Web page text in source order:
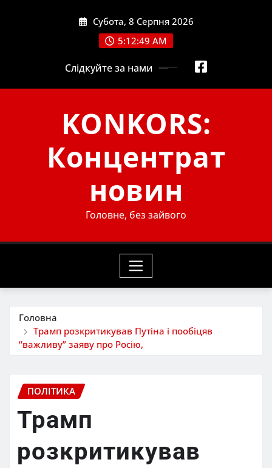
Субота, 8 Серпня 2026
5:12:51 AM
Слідкуйте за нами
KONKORS:
Концентрат
новин
Головне, без зайвого
Головна
Трамп розкритикував Путіна і пообіцяв
“важливу” заяву про Росію,
ПОЛІТИКА
Трамп
розкритикував